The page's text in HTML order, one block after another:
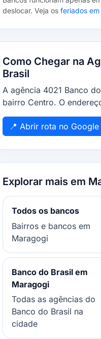
deslocar. Veja os feriados
Como Chegar na
Brasil
A agência 4021 Banco
bairro Centro. O
📍 Abrir rota no Google
Explorar mais em
Todos os bancos
Bairros e bancos em
Maragogi
Banco do Brasil em
Maragogi
Todas as agências do
Banco do Brasil na
cidade